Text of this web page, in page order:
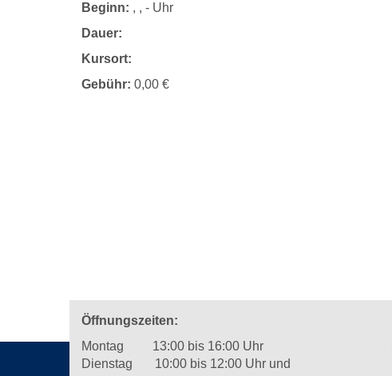
Beginn: , , - Uhr
Dauer:
Kursort:
Gebühr: 0,00 €
Öffnungszeiten:
Montag 13:00 bis 16:00 Uhr
Dienstag 10:00 bis 12:00 Uhr und